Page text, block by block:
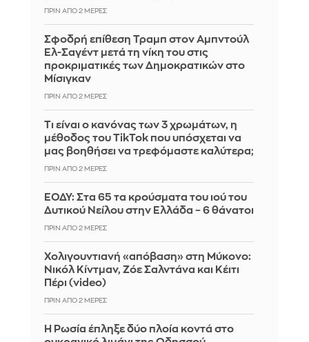
ΠΡΙΝ ΑΠΌ 2 ΜΈΡΕΣ
Σφοδρή επίθεση Τραμπ στον Αμπντούλ
Ελ-Σαγέντ μετά τη νίκη του στις
προκριματικές των Δημοκρατικών στο
Μίσιγκαν
ΠΡΙΝ ΑΠΌ 2 ΜΈΡΕΣ
Τι είναι ο κανόνας των 3 χρωμάτων, η
μέθοδος του TikTok που υπόσχεται να
μας βοηθήσει να τρεφόμαστε καλύτερα;
ΠΡΙΝ ΑΠΌ 2 ΜΈΡΕΣ
ΕΟΔΥ: Στα 65 τα κρούσματα του ιού του
Δυτικού Νείλου στην Ελλάδα – 6 θάνατοι
ΠΡΙΝ ΑΠΌ 2 ΜΈΡΕΣ
Χολιγουντιανή «απόβαση» στη Μύκονο:
Νικόλ Κίντμαν, Ζόε Σαλντάνα και Κέιτι
Πέρι (video)
ΠΡΙΝ ΑΠΌ 2 ΜΈΡΕΣ
Η Ρωσία έπληξε δύο πλοία κοντά στο